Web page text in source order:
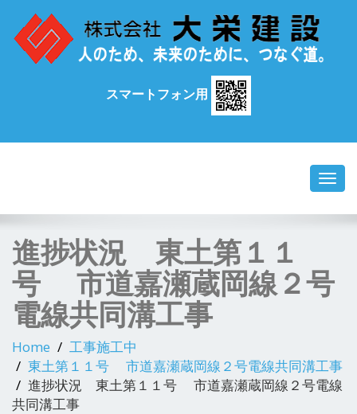
スマートフォン用
進捗状況 東土第１１
号 市道嘉瀬蔵岡線２号
電線共同溝工事
Home
工事施工中
東土第１１号 市道嘉瀬蔵岡線２号電線共同溝工事
進捗状況 東土第１１号 市道嘉瀬蔵岡線２号電線
共同溝工事